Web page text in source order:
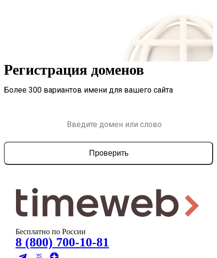
Регистрация доменов
Более 300 вариантов имени для вашего сайта
Проверить
Бесплатно по России
8 (800) 700-10-81